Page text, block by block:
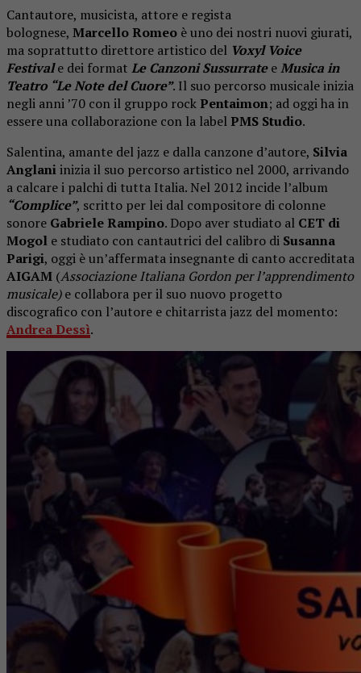
Cantautore, musicista, attore e regista
bolognese, Marcello Romeo è uno dei nostri nuovi giurati,
ma soprattutto direttore artistico del Voxyl Voice
Festivale dei format Le Canzoni SussurrateeMusica in
Teatro “Le Note del Cuore”. Il suo percorso musicale inizia
negli anni ’70 con il gruppo rock Pentaimon; ad oggi ha in
essere una collaborazione con la label PMS Studio.
Salentina, amante del jazz e dalla canzone d’autore, Silvia
Anglaniinizia il suo percorso artistico nel 2000, arrivando
a calcare i palchi di tutta Italia. Nel 2012 incide l’album
“Complice”, scritto per lei dal compositore di colonne
sonore Gabriele Rampino. Dopo aver studiato al CET di
Mogol e studiato con cantautrici del calibro di Susanna
Parigi, oggi è un’affermata insegnante di canto accreditata
AIGAM (Associazione Italiana Gordon per l’apprendimento
musicale)e collabora per il suo nuovo progetto
discografico con l’autore e chitarrista jazz del momento:
Andrea Dessì.